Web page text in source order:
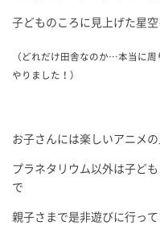
子どものころに見上げた星空
（どれだけ田舎なのか…本当に
やりました！）
お子さんには楽しいアニメの
プラネタリウム以外は子ど
で
親子さまで是非遊びに行っ